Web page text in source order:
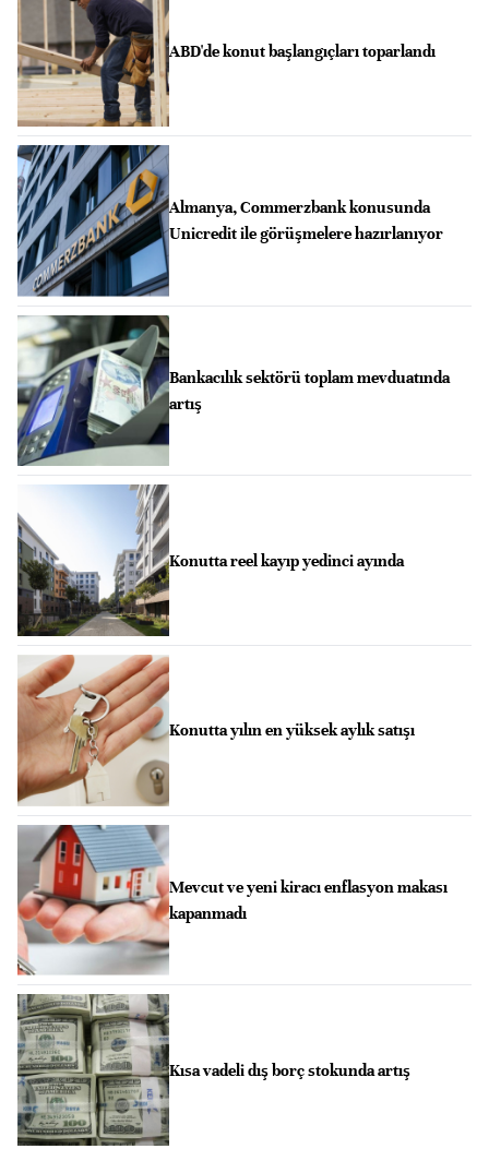
ABD'de konut başlangıçları toparlandı
Almanya, Commerzbank konusunda
Unicredit ile görüşmelere hazırlanıyor
Bankacılık sektörü toplam mevduatında
artış
Konutta reel kayıp yedinci ayında
Konutta yılın en yüksek aylık satışı
Mevcut ve yeni kiracı enflasyon makası
kapanmadı
Kısa vadeli dış borç stokunda artış